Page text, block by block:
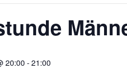
20:00 -21:00